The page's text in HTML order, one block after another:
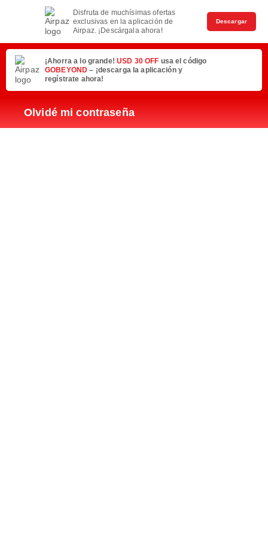
Disfruta de muchísimas ofertas
exclusivas en la aplicación de
Airpaz. ¡Descárgala ahora!
Descargar
¡Ahorra a lo grande! USD 30 OFF usa el código
GOBEYOND– ¡descarga la aplicación y
regístrate ahora!
Olvidé mi contraseña